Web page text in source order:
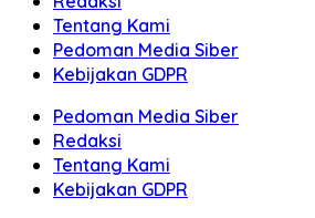
Tentang Kami
Pedoman Media Siber
Kebijakan GDPR
Pedoman Media Siber
Redaksi
Tentang Kami
Kebijakan GDPR